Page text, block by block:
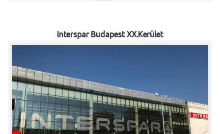
Interspar Budapest XX.Kerület